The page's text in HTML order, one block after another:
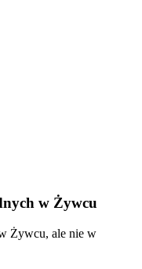
w Żywcu
Żywcu, ale nie w